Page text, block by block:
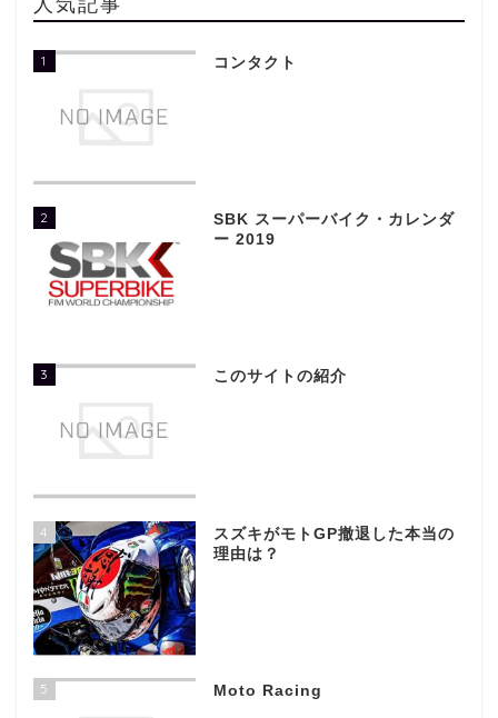
1 コンタクト
2
SBK スーパーバイク・カレンダ
ー 2019
3 このサイトの紹介
4
スズキがモトGP撤退した本当の
理由は？
5 Moto Racing